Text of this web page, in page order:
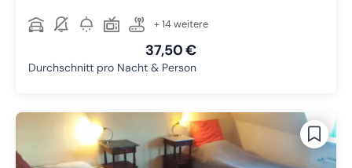
+ 14 weitere
37,50 €
Durchschnitt pro Nacht & Person